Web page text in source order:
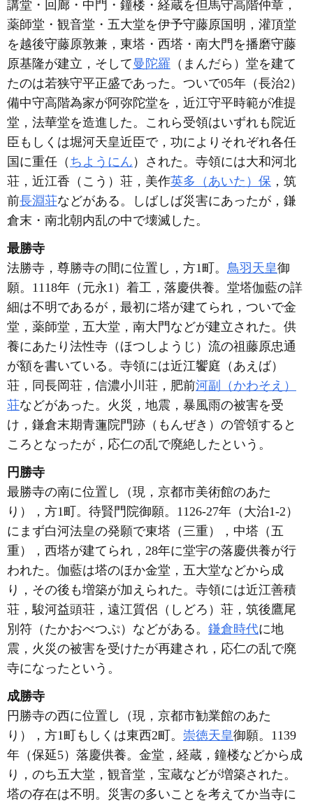
講堂・回廊・中門・鐘楼・経蔵を但馬守高階仲章，
薬師堂・観音堂・五大堂を伊予守藤原国明，灌頂堂
を越後守藤原敦兼，東塔・西塔・南大門を播磨守藤
原基隆が建立，そして 曼陀羅 （まんだら）堂を建て
たのは若狭守平正盛であった。ついで05年（長治2）
備中守高階為家が阿弥陀堂を，近江守平時範が准提
堂，法華堂を造進した。これら受領はいずれも院近
臣もしくは堀河天皇近臣で，功によりそれぞれ各任
国に重任（ ちようにん ）された。寺領には大和河北
荘，近江香（こう）荘，美作英多（あいた）保 ，筑
前長淵荘などがある。しばしば災害にあったが，鎌
倉末・南北朝内乱の中で壊滅した。
最勝寺
法勝寺，尊勝寺の間に位置し，方1町。 鳥羽天皇御
願。1118年（元永1）着工，落慶供養。堂塔伽藍の詳
細は不明であるが，最初に塔が建てられ，ついで金
堂，薬師堂，五大堂，南大門などが建立された。供
養にあたり法性寺（ほつしようじ）流の祖藤原忠通
が額を書いている。寺領には近江饗庭（あえば）
荘，同長岡荘，信濃小川荘，肥前河副（かわそえ）
荘などがあった。火災，地震，暴風雨の被害を受
け，鎌倉末期青蓮院門跡（もんぜき）の管領すると
ころとなったが，応仁の乱で廃絶したという。
円勝寺
最勝寺の南に位置し（現，京都市美術館のあた
り），方1町。待賢門院御願。1126-27年（大治1-2）
にまず白河法皇の発願で東塔（三重），中塔（五
重），西塔が建てられ，28年に堂宇の落慶供養が行
われた。伽藍は塔のほか金堂，五大堂などから成
り，その後も増築が加えられた。寺領には近江善積
荘，駿河益頭荘，遠江質侶（しどろ）荘，筑後鷹尾
別符（たかおべつぷ）などがある。 鎌倉時代に地
震，火災の被害を受けたが再建され，応仁の乱で廃
寺になったという。
成勝寺
円勝寺の西に位置し（現，京都市勧業館のあた
り），方1町もしくは東西2町。 崇徳天皇御願。1139
年（保延5）落慶供養。金堂，経蔵，鐘楼などから成
り，のち五大堂，観音堂，宝蔵などが増築された。
塔の存在は不明。災害の多いことを考えてか当寺に